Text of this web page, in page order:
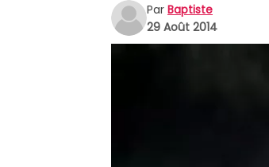
Par Baptiste
29 Août 2014